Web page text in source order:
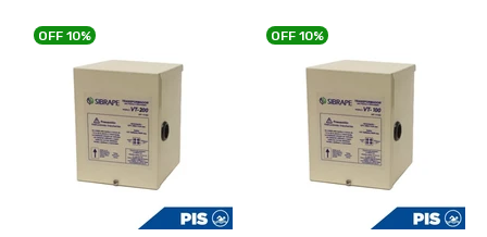
OFF 10% OFF 10%